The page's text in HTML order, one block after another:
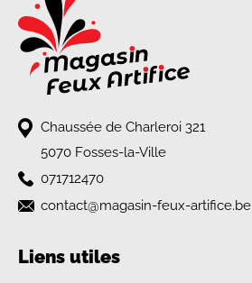
Chaussée de Charleroi 321
5070 Fosses-la-Ville
071712470
contact@magasin-feux-artifice.be
Liens utiles